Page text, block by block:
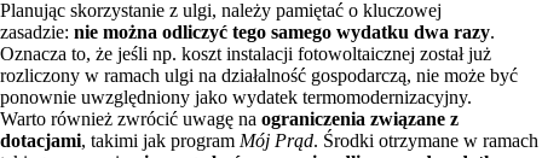
Planując skorzystanie z ulgi, należy pamiętać o kluczowej
zasadzie: nie można odliczyć tego samego wydatku dwa razy.
Oznacza to, że jeśli np. koszt instalacji fotowoltaicznej został już
rozliczony w ramach ulgi na działalność gospodarczą, nie może być
ponownie uwzględniony jako wydatek termomodernizacyjny.
Warto również zwrócić uwagę na ograniczenia związane z
dotacjami, takimi jak program Mój Prąd. Środki otrzymane w ramach